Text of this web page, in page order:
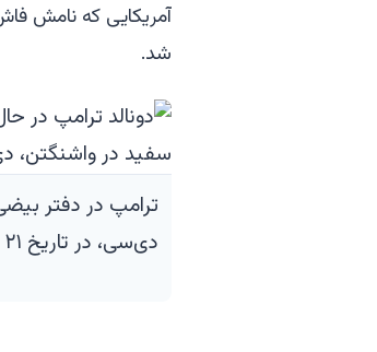
آمریکایی که نامش
شد.
ترامپ در دفتر
دی‌سی، در تاریخ ۲۱ می سخنرانی می‌کند.